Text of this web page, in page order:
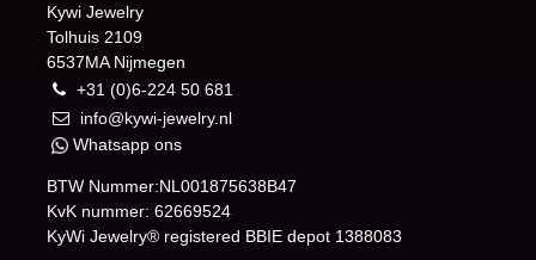
Kywi Jewelry
Tolhuis 2109
6537MA Nijmegen
+31 (0)6-224 50 681
info@kywi-jewelry.nl
Whatsapp ons
BTW Nummer:NL001875638B47
KvK nummer: 62669524
KyWi Jewelry® registered BBIE depot 1388083